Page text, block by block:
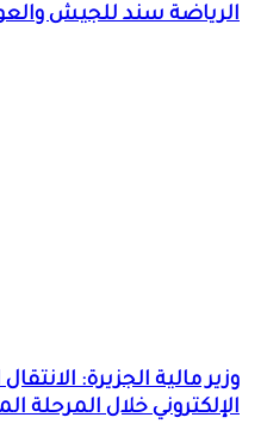
الرياضة سند للجيش
وزير مالية الجزيرة: الانتقال
الإلكتروني خلال المرحلة